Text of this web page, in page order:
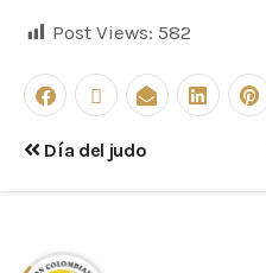
Post Views: 582
Día del judo